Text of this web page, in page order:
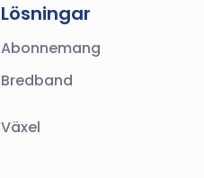
Lösningar
Abonnemang
Bredband
Växel